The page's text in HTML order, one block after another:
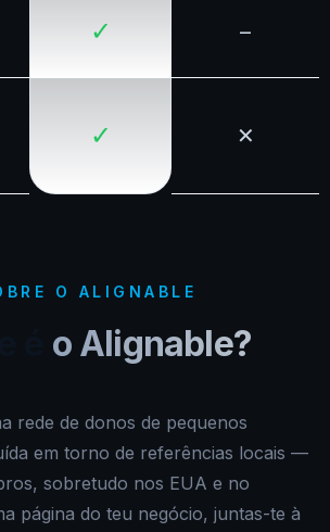
✓ –
✓ ✕
O ALIGNABLE
o Alignable?
rede de donos de pequenos
em torno de referências locais —
sobretudo nos EUA e no
página do teu negócio, juntas-te à